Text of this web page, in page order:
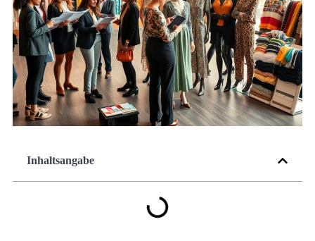
Inhaltsangabe